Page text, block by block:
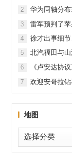
2
华为同轴分
背后的“车轮
3 雷军预判了
4 徐才出事细
5
北汽福田与
融合新范本
6
《卢安达协
和国加入，
员会与迪拜
7
欢迎安哥拉
地图
地
图